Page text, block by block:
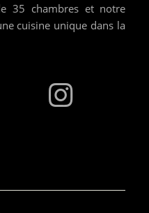
35 chambres et notre
cuisine unique dans la